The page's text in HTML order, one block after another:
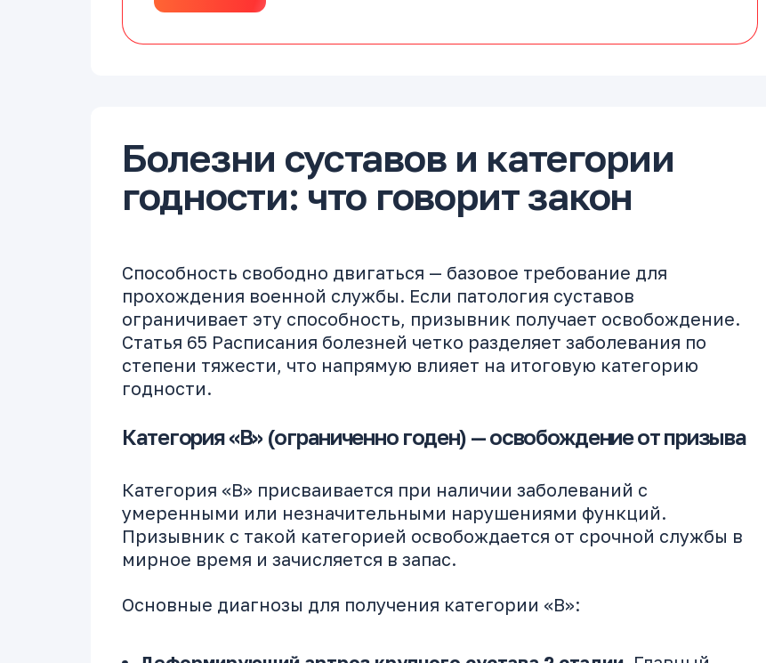
Болезни суставов и категории
годности: что говорит закон
Способность свободно двигаться — базовое требование для
прохождения военной службы. Если патология суставов
ограничивает эту способность, призывник получает освобождение.
Статья 65 Расписания болезней четко разделяет заболевания по
степени тяжести, что напрямую влияет на итоговую категорию
годности.
Категория «В» (ограниченно годен) — освобождение от призыва
Категория «В» присваивается при наличии заболеваний с
умеренными или незначительными нарушениями функций.
Призывник с такой категорией освобождается от срочной службы в
мирное время и зачисляется в запас.
Основные диагнозы для получения категории «В»: